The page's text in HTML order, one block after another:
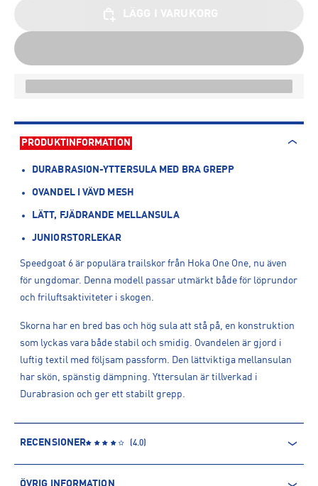
PRODUKTINFORMATION
DURABRASION-YTTERSULA MED BRA GREPP
OVANDEL I VÄVD MESH
LÄTT, FJÄDRANDE MELLANSULA
JUNIORSTORLEKAR
Speedgoat 6 är populära trailskor från Hoka One One, nu även
för ungdomar. Denna modell passar utmärkt både för löprundor
och friluftsaktiviteter i skogen.
Skorna har en bred bas och hög sula att stå på, en konstruktion
som lyckas vara både stabil och smidig. Ovandelen är gjord i
luftig textil med följsam passform. Den lättviktiga mellansulan
har skön, spänstig dämpning. Yttersulan är tillverkad i
Durabrasion och ger ett stabilt grepp.
RECENSIONER (4.0)
ÖVRIG INFORMATION